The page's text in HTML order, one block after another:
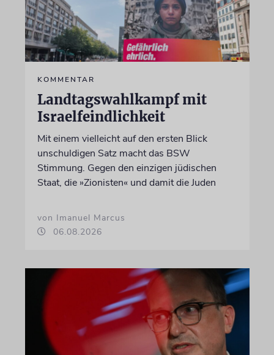
KOMMENTAR
Landtagswahlkampf mit
Israelfeindlichkeit
Mit einem vielleicht auf den ersten Blick
unschuldigen Satz macht das BSW
Stimmung. Gegen den einzigen jüdischen
Staat, die »Zionisten« und damit die Juden
von Imanuel Marcus
06.08.2026